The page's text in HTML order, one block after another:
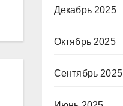
Декабрь 2025
Октябрь 2025
Сентябрь 2025